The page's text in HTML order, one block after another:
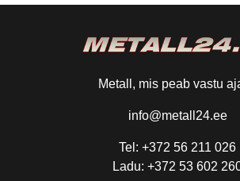
Metall, mis peab vastu
info@metall24.ee
Tel: +372 56 211 026
Ladu: +372 53 602